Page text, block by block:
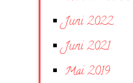
Juni 2022
Juni 2021
Mai 2019